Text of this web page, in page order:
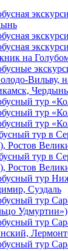
на
Вильву,
Чердынь
тур
тур
тур
тур в
Ростов
тур в
Ростов
тур
Суздаль
тур
Удмуртии»)
тур
тур